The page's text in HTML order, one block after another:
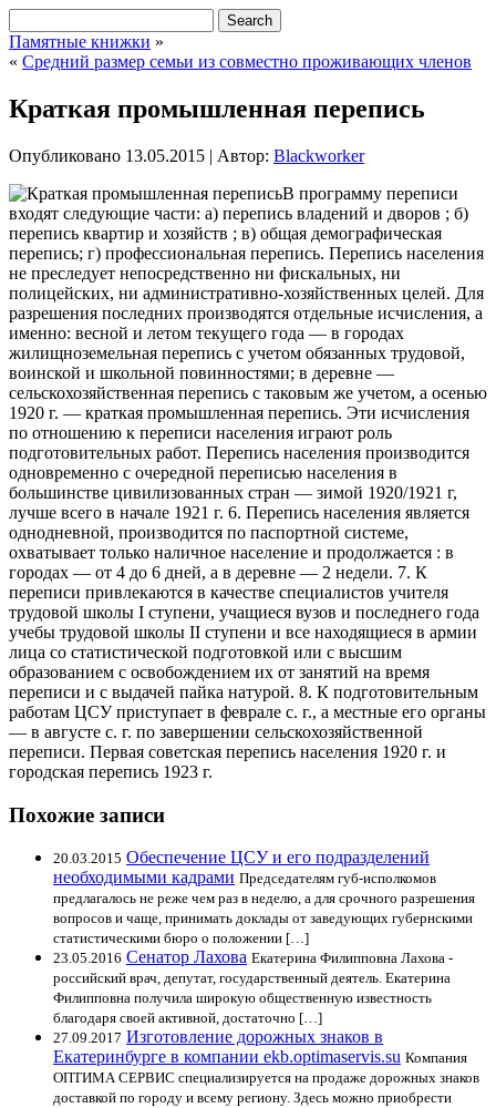
Памятные книжки »
« Средний размер семьи из совместно проживающих членов
Краткая промышленная перепись
Опубликовано 13.05.2015 | Автор: Blackworker
В программу переписи
входят следующие части: а) перепись владений и дворов ; б)
перепись квартир и хозяйств ; в) общая демографическая
перепись; г) профессиональная перепись. Перепись населения
не преследует непосредственно ни фискальных, ни
полицейских, ни административно-хозяйственных целей. Для
разрешения последних производятся отдельные исчисления, а
именно: весной и летом текущего года — в городах
жилищноземельная перепись с учетом обязанных трудовой,
воинской и школьной повинностями; в деревне —
сельскохозяйственная перепись с таковым же учетом, а осенью
1920 г. — краткая промышленная перепись. Эти исчисления
по отношению к переписи населения играют роль
подготовительных работ. Перепись населения производится
одновременно с очередной переписью населения в
большинстве цивилизованных стран — зимой 1920/1921 г,
лучше всего в начале 1921 г. 6. Перепись населения является
однодневной, производится по паспортной системе,
охватывает только наличное население и продолжается : в
городах — от 4 до 6 дней, а в деревне — 2 недели. 7. К
переписи привлекаются в качестве специалистов учителя
трудовой школы I ступени, учащиеся вузов и последнего года
учебы трудовой школы II ступени и все находящиеся в армии
лица со статистической подготовкой или с высшим
образованием с освобождением их от занятий на время
переписи и с выдачей пайка натурой. 8. К подготовительным
работам ЦСУ приступает в феврале с. г., а местные его органы
— в августе с. г. по завершении сельскохозяйственной
переписи. Первая советская перепись населения 1920 г. и
городская перепись 1923 г.
Похожие записи
20.03.2015 Обеспечение ЦСУ и его подразделений
необходимыми кадрами Председателям губ-исполкомов
предлагалось не реже чем раз в неделю, а для срочного разрешения
вопросов и чаще, принимать доклады от заведующих губернскими
статистическими бюро о положении […]
23.05.2016 Сенатор Лахова Екатерина Филипповна Лахова -
российский врач, депутат, государственный деятель. Екатерина
Филипповна получила широкую общественную известность
благодаря своей активной, достаточно […]
27.09.2017 Изготовление дорожных знаков в
Екатеринбурге в компании ekb.optimaservis.su Компания
ОПТИМА СЕРВИС специализируется на продаже дорожных знаков
доставкой по городу и всему региону. Здесь можно приобрести